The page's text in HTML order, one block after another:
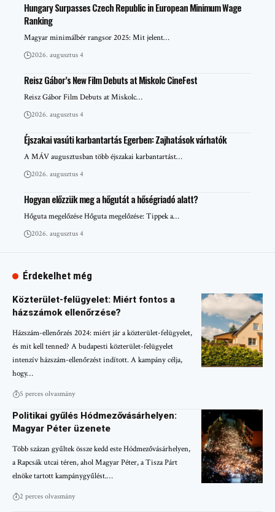
Hungary Surpasses Czech Republic in European Minimum Wage
Ranking
Magyar minimálbér rangsor 2025: Mit jelent…
2026. augusztus 4
Reisz Gábor’s New Film Debuts at Miskolc CineFest
Reisz Gábor Film Debuts at Miskolc…
2026. augusztus 4
Éjszakai vasúti karbantartás Egerben: Zajhatások várhatók
A MÁV augusztusban több éjszakai karbantartást…
2026. augusztus 4
Hogyan előzzük meg a hőgutát a hőségriadó alatt?
Hőguta megelőzése Hőguta megelőzése: Tippek a…
2026. augusztus 4
Érdekelhet még
Közterület-felügyelet: Miért fontos a
házszámok ellenőrzése?
Házszám-ellenőrzés 2024: miért jár a közterület-felügyelet,
és mit kell tenned? A budapesti közterület-felügyelet
intenzív házszám-ellenőrzést indított. A kampány célja,
hogy…
5 perces olvasmány
Politikai gyűlés Hódmezővásárhelyen:
Magyar Péter üzenete
Több százan gyűltek össze kedd este Hódmezővásárhelyen,
a Rapcsák utcai téren, ahol Magyar Péter, a Tisza Párt
elnöke tartott kampánygyűlést.…
2 perces olvasmány